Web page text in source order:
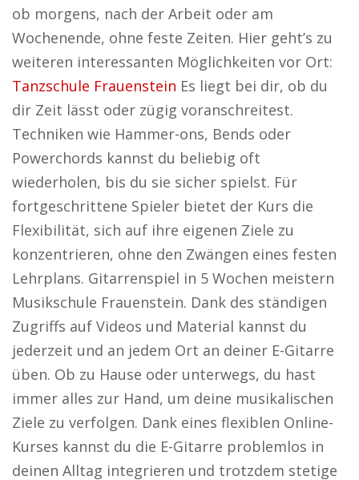
ob morgens, nach der Arbeit oder am
Wochenende, ohne feste Zeiten. Hier geht’s zu
weiteren interessanten Möglichkeiten vor Ort:
Tanzschule Frauenstein Es liegt bei dir, ob du
dir Zeit lässt oder zügig voranschreitest.
Techniken wie Hammer-ons, Bends oder
Powerchords kannst du beliebig oft
wiederholen, bis du sie sicher spielst. Für
fortgeschrittene Spieler bietet der Kurs die
Flexibilität, sich auf ihre eigenen Ziele zu
konzentrieren, ohne den Zwängen eines festen
Lehrplans. Gitarrenspiel in 5 Wochen meistern
Musikschule Frauenstein. Dank des ständigen
Zugriffs auf Videos und Material kannst du
jederzeit und an jedem Ort an deiner E-Gitarre
üben. Ob zu Hause oder unterwegs, du hast
immer alles zur Hand, um deine musikalischen
Ziele zu verfolgen. Dank eines flexiblen Online-
Kurses kannst du die E-Gitarre problemlos in
deinen Alltag integrieren und trotzdem stetige